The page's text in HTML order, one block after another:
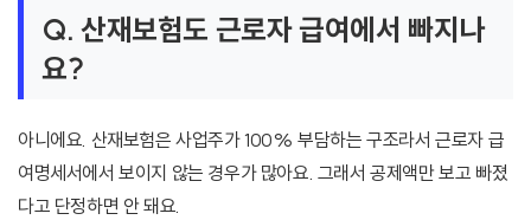
Q. 산재보험도 근로자 급여에서 빠지나
요?
아니에요. 산재보험은 사업주가 100% 부담하는 구조라서 근로자 급
여명세서에서 보이지 않는 경우가 많아요. 그래서 공제액만 보고 빠졌
다고 단정하면 안 돼요.